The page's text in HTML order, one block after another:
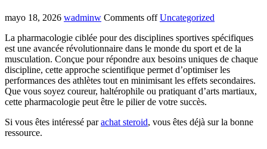
mayo 18, 2026 wadminw Comments off Uncategorized
La pharmacologie ciblée pour des disciplines sportives spécifiques
est une avancée révolutionnaire dans le monde du sport et de la
musculation. Conçue pour répondre aux besoins uniques de chaque
discipline, cette approche scientifique permet d’optimiser les
performances des athlètes tout en minimisant les effets secondaires.
Que vous soyez coureur, haltérophile ou pratiquant d’arts martiaux,
cette pharmacologie peut être le pilier de votre succès.
Si vous êtes intéressé parachat steroid, vous êtes déjà sur la bonne
ressource.